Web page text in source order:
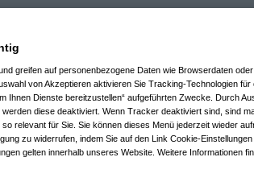
greifen auf personenbezogene Daten wie Browserdaten
von Akzeptieren aktivieren Sie Tracking-Technologien für
Ihnen Dienste bereitzustellen“ aufgeführten Zwecke. Durch
diese deaktiviert. Wenn Tracker deaktiviert sind, sind
relevant für Sie. Sie können dieses Menü jederzeit wieder
zu widerrufen, indem Sie auf den Link Cookie-
gelten innerhalb unseres Website. Weitere Informationen